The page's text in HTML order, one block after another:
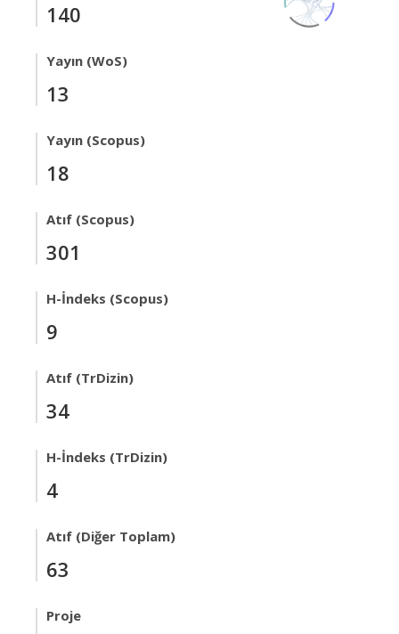
140
Yayın (WoS)
13
Yayın (Scopus)
18
Atıf (Scopus)
301
H-İndeks (Scopus)
9
Atıf (TrDizin)
34
H-İndeks (TrDizin)
4
Atıf (Diğer Toplam)
63
Proje